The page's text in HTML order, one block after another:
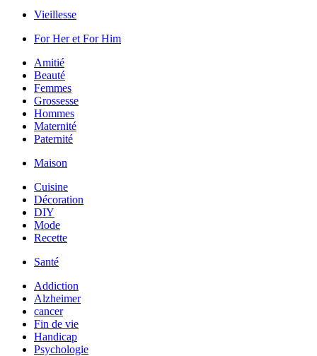
Vieillesse
For Her et For Him
Amitié
Beauté
Femmes
Grossesse
Hommes
Maternité
Paternité
Maison
Cuisine
Décoration
DIY
Mode
Recette
Santé
Addiction
Alzheimer
cancer
Fin de vie
Handicap
Psychologie